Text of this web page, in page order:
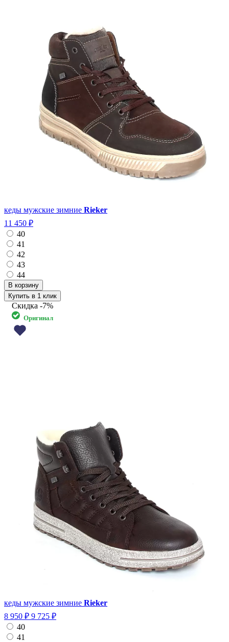
кеды мужские зимние Rieker
11 450 ₽
40
41
42
43
44
Купить в 1 клик
Скидка -7%
Оригинал
кеды мужские зимние Rieker
8 950 ₽ 9 725 ₽
40
41